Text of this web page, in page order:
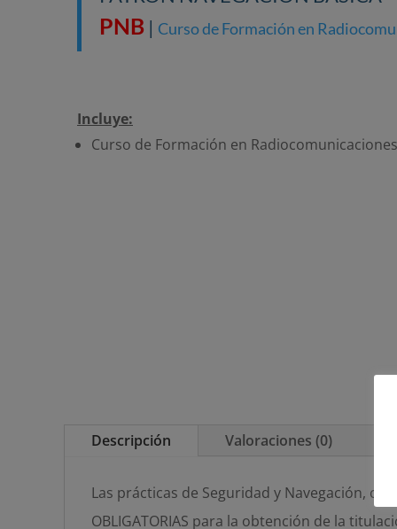
PNB | Curso de Formación en
Incluye:
Curso de Formación en
Descripción Valoraciones (0)
Las prácticas de Seguridad y Navegación,
OBLIGATORIAS para la obtención de la